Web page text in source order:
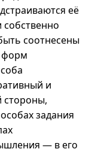
её
собственно
соотнесены
форм
и
стороны,
задания
— в его